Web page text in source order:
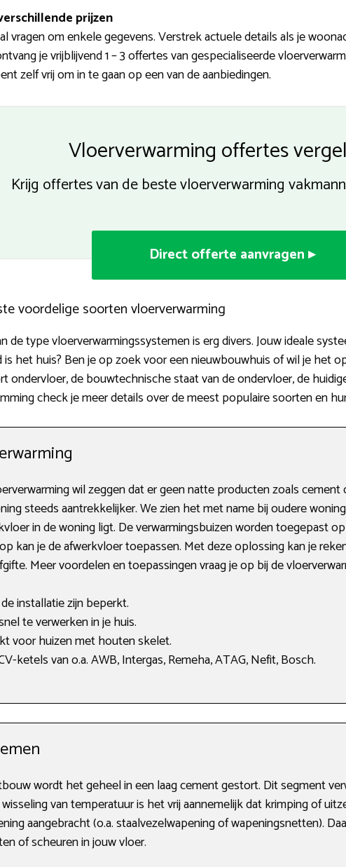
prijzen
vragen om enkele gegevens. Verstrek actuele details als je
je vrijblijvend 1 – 3 offertes van gespecialiseerde
zelf vrij om in te gaan op een van de aanbiedingen.
Vloerverwarming offertes
Krijg offertes van de beste vloerverwarming
Direct offerte aanvragen ▸
voordelige soorten vloerverwarming
de type vloerverwarmingssystemen is erg divers. Jouw ideale
het huis? Ben je op zoek voor een nieuwbouwhuis of wil je het
ondervloer, de bouwtechnische staat van de ondervloer, de
check je meer details over de meest populaire soorten en
wil zeggen dat er geen natte producten zoals
steeds aantrekkelijker. We zien het met name bij oudere
in de woning ligt. De verwarmingsbuizen worden toegepast
kan je de afwerkvloer toepassen. Met deze oplossing kan je
Meer voordelen en toepassingen vraag je op bij de
installatie zijn beperkt.
te verwerken in je huis.
voor huizen met houten skelet.
ketels van o.a. AWB, Intergas, Remeha, ATAG, Nefit, Bosch.
wordt het geheel in een laag cement gestort. Dit segment
van temperatuur is het vrij aannemelijk dat krimping of
aangebracht (o.a. staalvezelwapening of wapeningsnetten).
of scheuren in jouw vloer.